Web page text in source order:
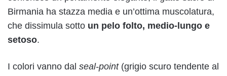
Birmania ha stazza media e un’ottima muscolatura,
che dissimula sotto un pelo folto, medio-lungo e
setoso.
I colori vanno dal seal-point(grigio scuro tendente al